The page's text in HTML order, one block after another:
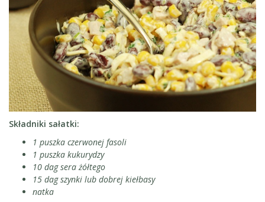
Składniki sałatki:
1 puszka czerwonej fasoli
1 puszka kukurydzy
10 dag sera żółtego
15 dag szynki lub dobrej kiełbasy
natka